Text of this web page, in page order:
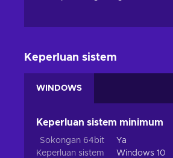
Keperluan sistem
WINDOWS
Keperluan sistem minimum
Sokongan 64bit
Ya
Keperluan sistem
Windows 10